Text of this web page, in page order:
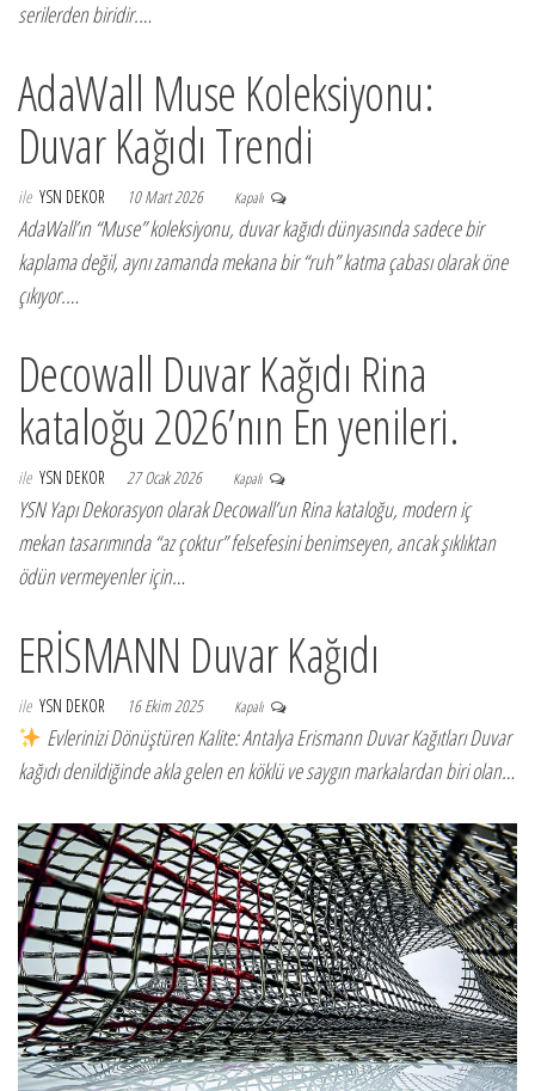
serilerden biridir.…
AdaWall Muse Koleksiyonu:
Duvar Kağıdı Trendi
ile YSN DEKOR 10 Mart 2026 Kapalı
AdaWall’ın “Muse” koleksiyonu, duvar kağıdı dünyasında sadece bir
kaplama değil, aynı zamanda mekana bir “ruh” katma çabası olarak öne
çıkıyor.…
Decowall Duvar Kağıdı Rina
kataloğu 2026’nın En yenileri.
ile YSN DEKOR 27 Ocak 2026 Kapalı
YSN Yapı Dekorasyon olarak Decowall’un Rina kataloğu, modern iç
mekan tasarımında “az çoktur” felsefesini benimseyen, ancak şıklıktan
ödün vermeyenler için…
ERİSMANN Duvar Kağıdı
ile YSN DEKOR 16 Ekim 2025 Kapalı
Evlerinizi Dönüştüren Kalite: Antalya Erismann Duvar Kağıtları Duvar
kağıdı denildiğinde akla gelen en köklü ve saygın markalardan biri olan…